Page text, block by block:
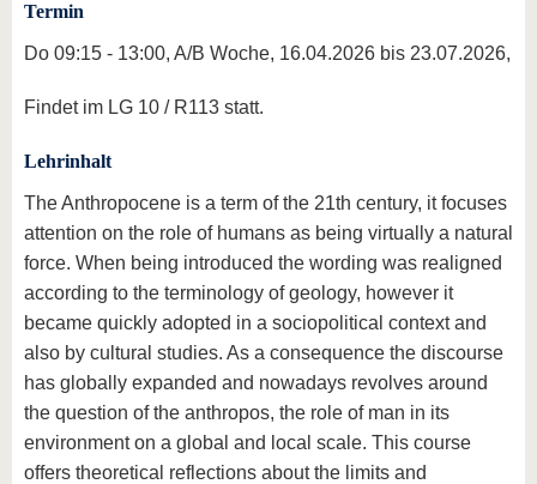
Termin
Do 09:15 - 13:00, A/B Woche, 16.04.2026 bis 23.07.2026,
Findet im LG 10 / R113 statt.
Lehrinhalt
The Anthropocene is a term of the 21th century, it focuses
attention on the role of humans as being virtually a natural
force. When being introduced the wording was realigned
according to the terminology of geology, however it
became quickly adopted in a sociopolitical context and
also by cultural studies. As a consequence the discourse
has globally expanded and nowadays revolves around
the question of the anthropos, the role of man in its
environment on a global and local scale. This course
offers theoretical reflections about the limits and